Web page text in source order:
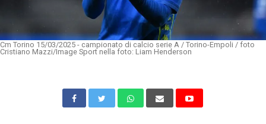
Cm Torino 15/03/2025 - campionato di calcio serie A / Torino-Empoli / foto
Cristiano Mazzi/Image Sport nella foto: Liam Henderson